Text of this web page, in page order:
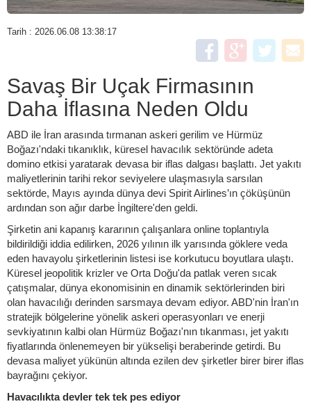
Tarih : 2026.06.08 13:38:17
Savaş Bir Uçak Firmasının
Daha İflasına Neden Oldu
ABD ile İran arasında tırmanan askeri gerilim ve Hürmüz
Boğazı'ndaki tıkanıklık, küresel havacılık sektöründe adeta
domino etkisi yaratarak devasa bir iflas dalgası başlattı. Jet yakıtı
maliyetlerinin tarihi rekor seviyelere ulaşmasıyla sarsılan
sektörde, Mayıs ayında dünya devi Spirit Airlines’ın çöküşünün
ardından son ağır darbe İngiltere'den geldi.
Şirketin ani kapanış kararının çalışanlara online toplantıyla
bildirildiği iddia edilirken, 2026 yılının ilk yarısında göklere veda
eden havayolu şirketlerinin listesi ise korkutucu boyutlara ulaştı.
Küresel jeopolitik krizler ve Orta Doğu'da patlak veren sıcak
çatışmalar, dünya ekonomisinin en dinamik sektörlerinden biri
olan havacılığı derinden sarsmaya devam ediyor. ABD'nin İran'ın
stratejik bölgelerine yönelik askeri operasyonları ve enerji
sevkiyatının kalbi olan Hürmüz Boğazı'nın tıkanması, jet yakıtı
fiyatlarında önlenemeyen bir yükselişi beraberinde getirdi. Bu
devasa maliyet yükünün altında ezilen dev şirketler birer birer iflas
bayrağını çekiyor.
Havacılıkta devler tek tek pes ediyor